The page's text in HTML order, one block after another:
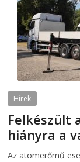
Hírek
Felkészült
hiányra a
Az atomerőmű